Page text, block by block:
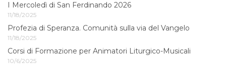
I Mercoledì di San Ferdinando 2026
11/18/2025
Profezia di Speranza. Comunità sulla via del Vangelo
11/18/2025
Corsi di Formazione per Animatori Liturgico-Musicali
10/6/2025